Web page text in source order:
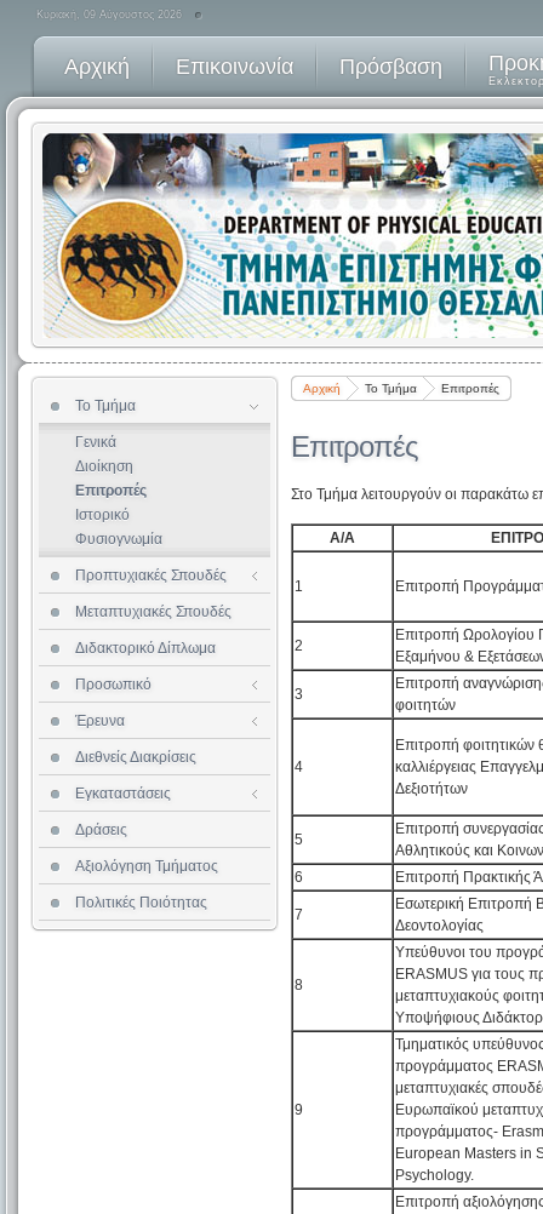
Κυριακή, 09 Αύγουστος 2026
Αρχική Επικοινωνία Πρόσβαση
Αρχική Το Τμήμα Επιτροπές
Επιτροπές
Στο Τμήμα λειτουργούν οι παρακάτω
Α/Α
1 Επιτροπή
2
Επιτροπή Ωρολογίου
Εξαμήνου &
3
Επιτροπή
φοιτητών
4
Επιτροπή φοιτητικών
καλλιέργειας
Δεξιοτήτων
5
Επιτροπή
Αθλητικούς και
6
Επιτροπή Πρακτικής
7
Εσωτερική Επιτροπή
Δεοντολογίας
8
Υπεύθυνοι του
ERASMUS για τους
μεταπτυχιακούς
Υποψήφιους
9
Τμηματικός
προγράμματος
μεταπτυχιακές
Ευρωπαϊκού
προγράμματος-
European Masters in
Psychology.
Επιτροπή
Το Τμήμα
Γενικά
Διοίκηση
Επιτροπές
Ιστορικό
Φυσιογνωμία
Προπτυχιακές Σπουδές
Πρόγραμμα Εξαμήνου
Αξιολόγηση Φοιτητών
Οδηγός Διπλωμ Εργασίας
Σύμβουλοι Σπουδών
Εσωτερικός Κανονισμός
Μεταπτυχιακές Σπουδές
Διδακτορικό Δίπλωμα
Προσωπικό
ΔΕΠ
Διδακτικό Προσωπικό
Διοικητικό Προσωπικό
Επισκέπτες Καθηγητές
Έρευνα
Ερευνητικό Έργο
Επιστημονική Δεοντολογία
Ερευνητικά Προγράμματα
Διεθνείς Διακρίσεις
Εγκαταστάσεις
Κτιριακές Εγκαταστάσεις
Αίθουσες Διδασκαλίας
Βιβλιοθήκη
Εστιατόριο
Διαθεσιμότητα Αιθουσών
Δράσεις
Αξιολόγηση Τμήματος
Πολιτικές Ποιότητας